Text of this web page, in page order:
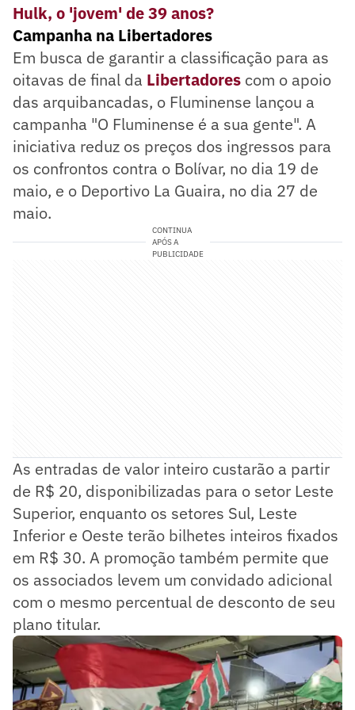
Hulk, o 'jovem' de 39 anos?
Campanha na Libertadores
Em busca de garantir a classificação para as
oitavas de final da Libertadores com o apoio
das arquibancadas, o Fluminense lançou a
campanha "O Fluminense é a sua gente". A
iniciativa reduz os preços dos ingressos para
os confrontos contra o Bolívar, no dia 19 de
maio, e o Deportivo La Guaira, no dia 27 de
maio.
CONTINUA
APÓS A
PUBLICIDADE
As entradas de valor inteiro custarão a partir
de R$ 20, disponibilizadas para o setor Leste
Superior, enquanto os setores Sul, Leste
Inferior e Oeste terão bilhetes inteiros fixados
em R$ 30. A promoção também permite que
os associados levem um convidado adicional
com o mesmo percentual de desconto de seu
plano titular.